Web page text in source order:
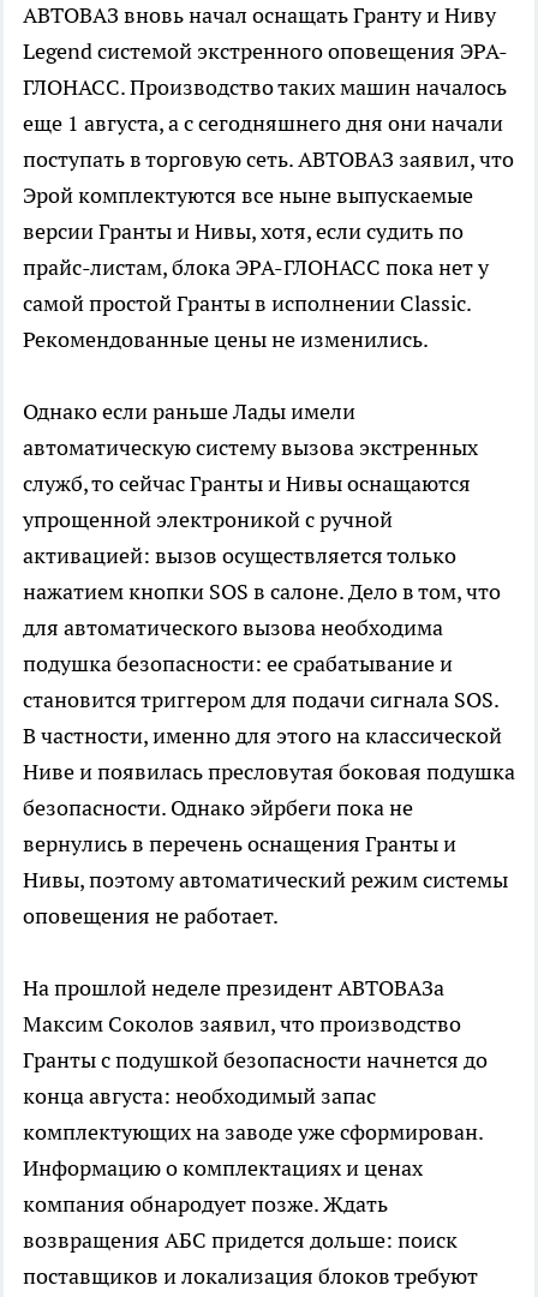
АВТОВАЗ вновь начал оснащать Гранту и Ниву
Legend системой экстренного оповещения ЭРА-
ГЛОНАСС. Производство таких машин началось
еще 1 августа, а с сегодняшнего дня они начали
поступать в торговую сеть. АВТОВАЗ заявил, что
Эрой комплектуются все ныне выпускаемые
версии Гранты и Нивы, хотя, если судить по
прайс-листам, блока ЭРА-ГЛОНАСС пока нет у
самой простой Гранты в исполнении Classic.
Рекомендованные цены не изменились.
Однако если раньше Лады имели
автоматическую систему вызова экстренных
служб, то сейчас Гранты и Нивы оснащаются
упрощенной электроникой с ручной
активацией: вызов осуществляется только
нажатием кнопки SOS в салоне. Дело в том, что
для автоматического вызова необходима
подушка безопасности: ее срабатывание и
становится триггером для подачи сигнала SOS.
В частности, именно для этого на классической
Ниве и появилась пресловутая боковая подушка
безопасности. Однако эйрбеги пока не
вернулись в перечень оснащения Гранты и
Нивы, поэтому автоматический режим системы
оповещения не работает.
На прошлой неделе президент АВТОВАЗа
Максим Соколов заявил, что производство
Гранты с подушкой безопасности начнется до
конца августа: необходимый запас
комплектующих на заводе уже сформирован.
Информацию о комплектациях и ценах
компания обнародует позже. Ждать
возвращения АБС придется дольше: поиск
поставщиков и локализация блоков требуют